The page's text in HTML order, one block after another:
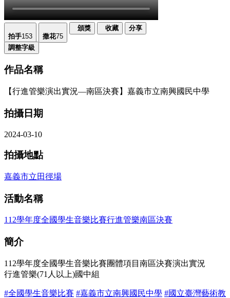
拍手153 撒花75
頒獎 收藏 分享
調整字級
作品名稱
【行進管樂演出實況—南區決賽】嘉義市立南興國民中學
拍攝日期
2024-03-10
拍攝地點
嘉義市立田徑場
活動名稱
112學年度全國學生音樂比賽行進管樂南區決賽
簡介
112學年度全國學生音樂比賽團體項目南區決賽演出實況
行進管樂(71人以上)國中組
#全國學生音樂比賽 #嘉義市立南興國民中學 #國立臺灣藝術教